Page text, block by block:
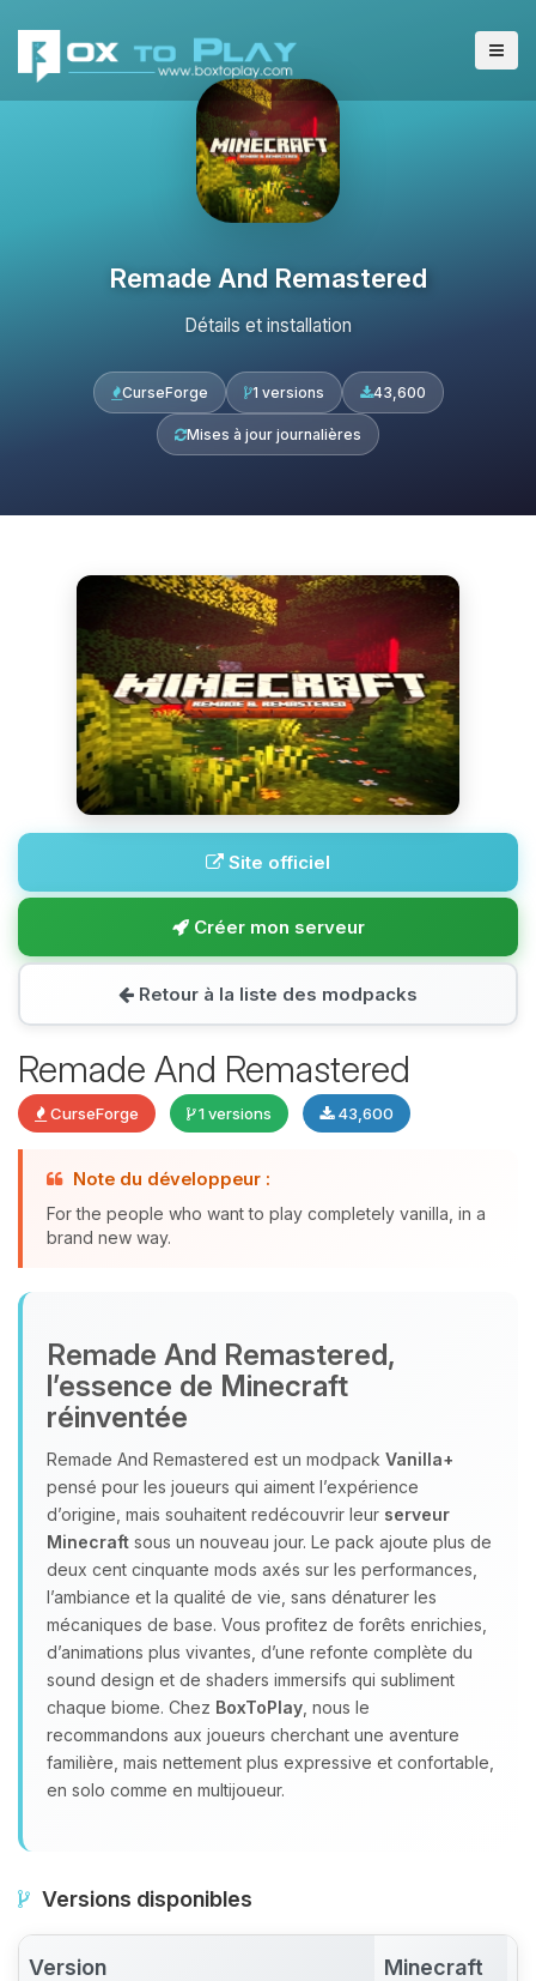
Remade And Remastered
Détails et installation
CurseForge 1 versions 43,600
Mises à jour journalières
Site officiel
Créer mon serveur
Retour à la liste des modpacks
Remade And Remastered
CurseForge 1 versions 43,600
Note du développeur :
For the people who want to play completely vanilla, in a
brand new way.
Remade And Remastered,
l’essence de Minecraft
réinventée
Remade And Remastered est un modpack Vanilla+
pensé pour les joueurs qui aiment l’expérience
d’origine, mais souhaitent redécouvrir leur serveur
Minecraft sous un nouveau jour. Le pack ajoute plus de
deux cent cinquante mods axés sur les performances,
l’ambiance et la qualité de vie, sans dénaturer les
mécaniques de base. Vous profitez de forêts enrichies,
d’animations plus vivantes, d’une refonte complète du
sound design et de shaders immersifs qui subliment
chaque biome. Chez BoxToPlay , nous le
recommandons aux joueurs cherchant une aventure
familière, mais nettement plus expressive et confortable,
en solo comme en multijoueur.
Versions disponibles
Version Minecraft
Youpi, enfin quelqu’un pour me
parler ! Moi c’est Choupy, ton petit
assistant BoxToPlay. Dis-moi ce dont